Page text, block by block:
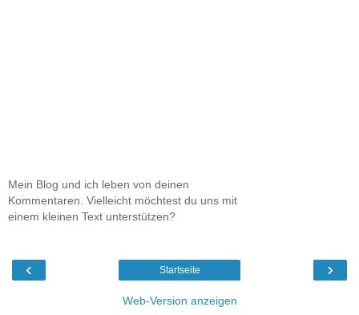
Mein Blog und ich leben von deinen
Kommentaren. Vielleicht möchtest du uns mit
einem kleinen Text unterstützen?
‹ ›
Startseite
Web-Version anzeigen